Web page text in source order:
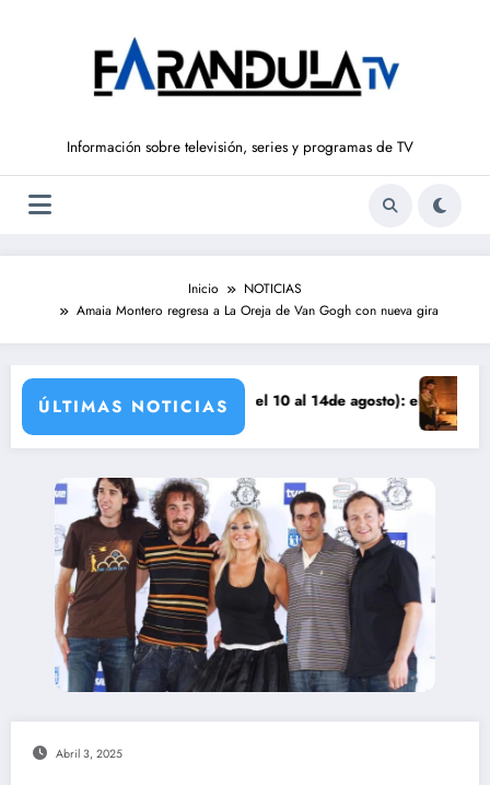
Información sobre televisión, series y programas de TV
Inicio
NOTICIAS
Amaia Montero regresa a La Oreja de Van Gogh con nueva gira
ÚLTIMAS NOTICIAS
DE LIBERTAD’ (del 10 al 14de agosto): el secreto de Tasio
Avance
Abril 3, 2025